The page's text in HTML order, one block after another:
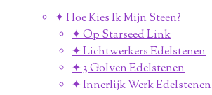
✦ Hoe Kies Ik Mijn Steen?
✦ Op Starseed Link
✦ Lichtwerkers Edelstenen
✦ 3 Golven Edelstenen
✦ Innerlijk Werk Edelstenen